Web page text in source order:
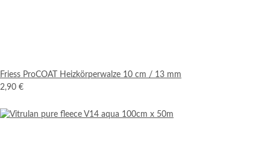
Friess ProCOAT Heizkörperwalze 10 cm / 13 mm
2,90 €